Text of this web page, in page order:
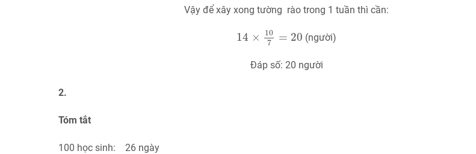
Vậy để xây xong tường rào trong 1 tuần thì cần:
14 ×
10
7
= 20
14 107 20
(người)
Đáp số: 20 người
2.
Tóm tắt
100 học sinh: 26 ngày